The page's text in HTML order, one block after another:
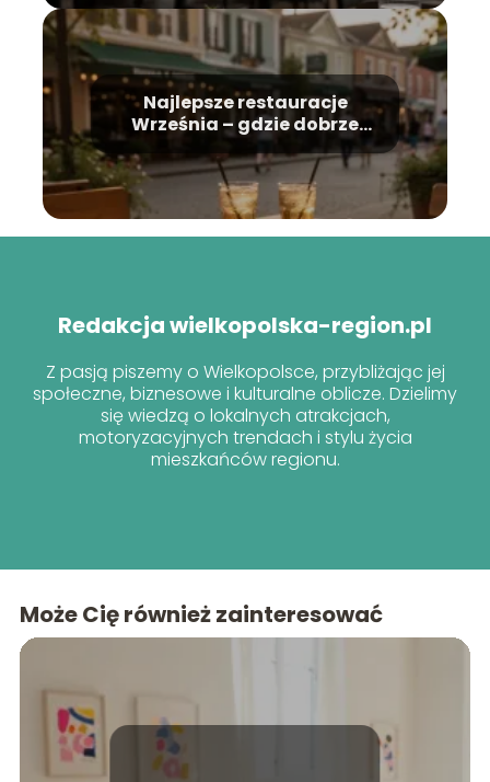
Najlepsze restauracje
Września – gdzie dobrze
zjeść?
Redakcja wielkopolska-region.pl
Z pasją piszemy o Wielkopolsce, przybliżając jej
społeczne, biznesowe i kulturalne oblicze. Dzielimy
się wiedzą o lokalnych atrakcjach,
motoryzacyjnych trendach i stylu życia
mieszkańców regionu.
Może Cię również zainteresować